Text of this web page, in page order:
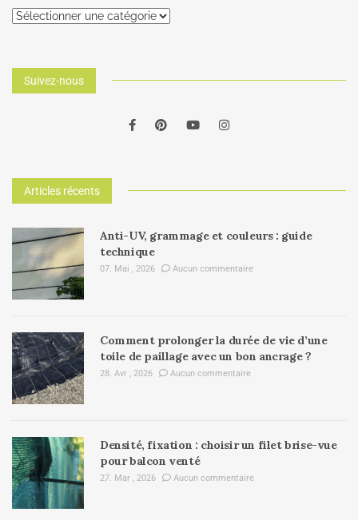
Suivez-nous
Articles récents
Anti-UV, grammage et couleurs : guide
technique
07. Mai , 2026 Aucun commentaire
Comment prolonger la durée de vie d’une
toile de paillage avec un bon ancrage ?
28. Avr , 2026 Aucun commentaire
Densité, fixation : choisir un filet brise-vue
pour balcon venté
27. Mar , 2026 Aucun commentaire